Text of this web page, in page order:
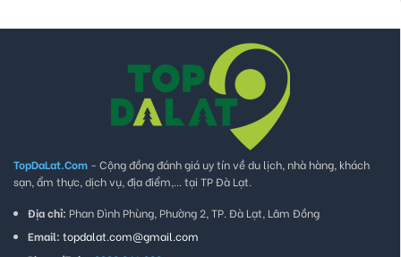
TopDaLat.Com - Cộng đồng đánh giá uy tín về du lịch, nhà hàng, khách
sạn, ẩm thực, dịch vụ, địa điểm,... tại TP Đà Lạt.
Địa chỉ: Phan Đình Phùng, Phường 2, TP. Đà Lạt, Lâm Đồng
Email: topdalat.com@gmail.com